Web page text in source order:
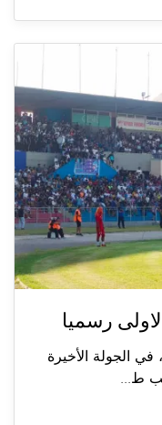
رسميا
فوز طرابلس على السلام زغرتا 1-0، في الجولة الأخيرة
ط...